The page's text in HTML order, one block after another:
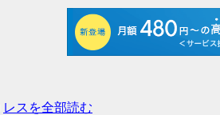
レスを全部読む